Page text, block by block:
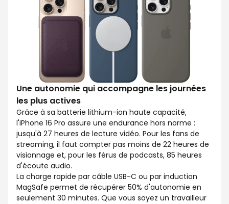
Une autonomie qui accompagne les journées
les plus actives
Grâce à sa batterie lithium-ion haute capacité,
l'iPhone 16 Pro assure une endurance hors norme :
jusqu'à 27 heures de lecture vidéo. Pour les fans de
streaming, il faut compter pas moins de 22 heures de
visionnage et, pour les férus de podcasts, 85 heures
d'écoute audio.
La charge rapide par câble USB-C ou par induction
MagSafe permet de récupérer 50% d'autonomie en
seulement 30 minutes. Que vous soyez un travailleur